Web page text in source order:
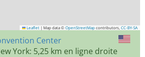
Leaflet | Map data © OpenStreetMap contributors, CC-BY-SA
Center
York: 5,25 km en ligne droite